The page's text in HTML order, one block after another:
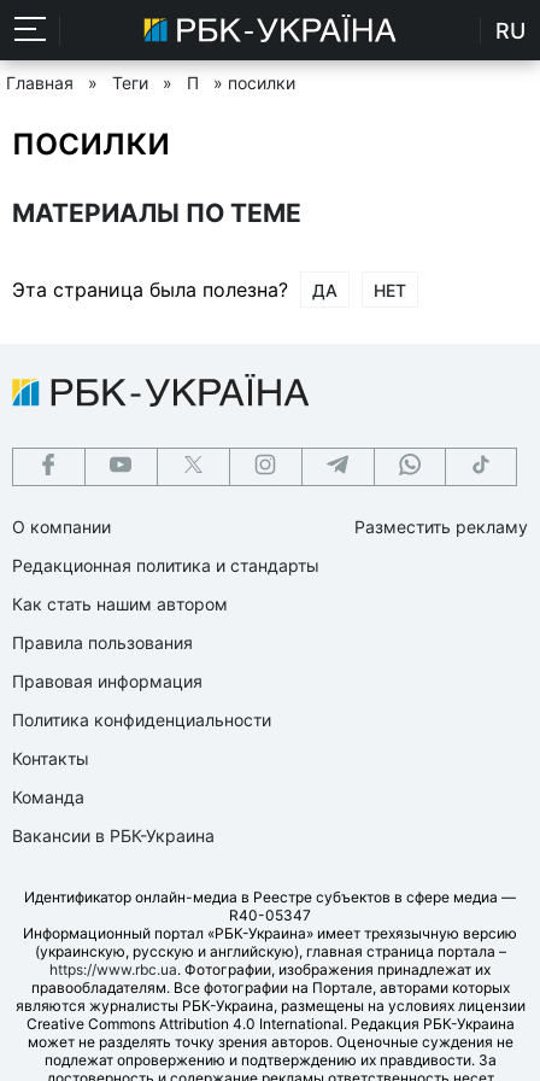
RU
Главная » Теги » П » посилки
посилки
МАТЕРИАЛЫ ПО ТЕМЕ
Эта страница была полезна? ДА НЕТ
О компании
Редакционная политика и стандарты
Как стать нашим автором
Правила пользования
Правовая информация
Политика конфиденциальности
Контакты
Команда
Вакансии в РБК-Украина
Разместить рекламу
Идентификатор онлайн-медиа в Реестре субъектов в сфере медиа —
R40-05347
Информационный портал «РБК-Украина» имеет трехязычную версию
(украинскую, русскую и английскую), главная страница портала –
https://www.rbc.ua. Фотографии, изображения принадлежат их
правообладателям. Все фотографии на Портале, авторами которых
являются журналисты РБК-Украина, размещены на условиях лицензии
Creative Commons Attribution 4.0 International. Редакция РБК-Украина
может не разделять точку зрения авторов. Оценочные суждения не
подлежат опровержению и подтверждению их правдивости. За